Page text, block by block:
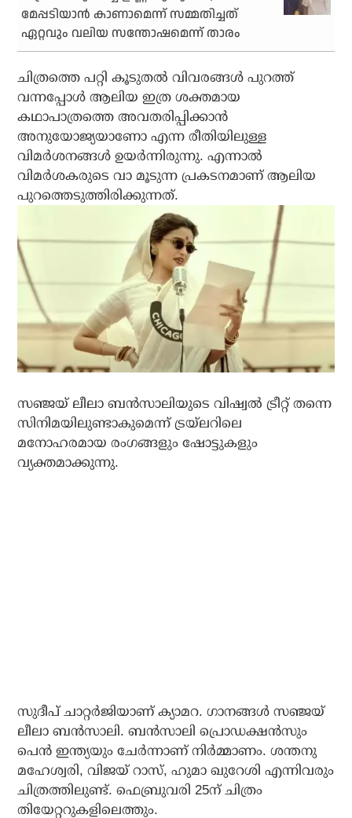
മേപ്പടിയാന്‍ കാണാമെന്ന് സമ്മതിച്ചത്
ഏറ്റവും വലിയ സന്തോഷമെന്ന് താരം
ചിത്രത്തെ പറ്റി കൂടുതല്‍ വിവരങ്ങള്‍ പുറത്ത്
വന്നപ്പോള്‍ ആലിയ ഇത്ര ശക്തമായ
കഥാപാത്രത്തെ അവതരിപ്പിക്കാന്‍
അനുയോജ്യയാണോ എന്ന രീതിയിലുള്ള
വിമര്‍ശനങ്ങള്‍ ഉയര്‍ന്നിരുന്നു. എന്നാല്‍
വിമര്‍ശകരുടെ വാ മൂടുന്ന പ്രകടനമാണ് ആലിയ
പുറത്തെടുത്തിരിക്കുന്നത്.
സഞ്ജയ് ലീലാ ബന്‍സാലിയുടെ വിഷ്വല്‍ ട്രീറ്റ് തന്നെ
സിനിമയിലുണ്ടാകുമെന്ന് ട്രയ്‌ലറിലെ
മനോഹരമായ രംഗങ്ങളും ഷോട്ടുകളും
വ്യക്തമാക്കുന്നു.
സുദീപ് ചാറ്റര്‍ജിയാണ് ക്യാമറ. ഗാനങ്ങള്‍ സഞ്ജയ്
ലീലാ ബന്‍സാലി. ബന്‍സാലി പ്രൊഡക്ഷന്‍സും
പെന്‍ ഇന്ത്യയും ചേര്‍ന്നാണ് നിര്‍മ്മാണം. ശന്തനു
മഹേശ്വരി, വിജയ് റാസ്, ഹുമാ ഖുറേശി എന്നിവരും
ചിത്രത്തിലുണ്ട്. ഫെബ്രുവരി 25ന് ചിത്രം
തിയേറ്ററുകളിലെത്തും.